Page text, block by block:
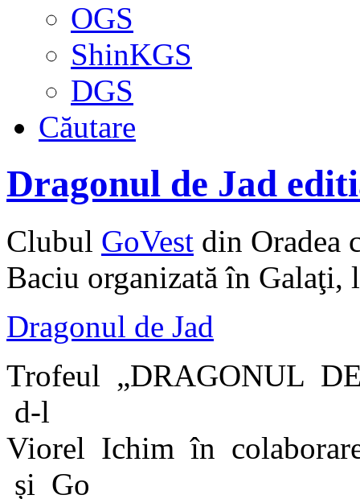
OGS
ShinKGS
DGS
Căutare
Dragonul de Jad
Clubul GoVest din Oradea
Baciu organizată în Galaţi,
Dragonul de Jad
Trofeul „DRAGONUL
d-l
Viorel Ichim în
și Go